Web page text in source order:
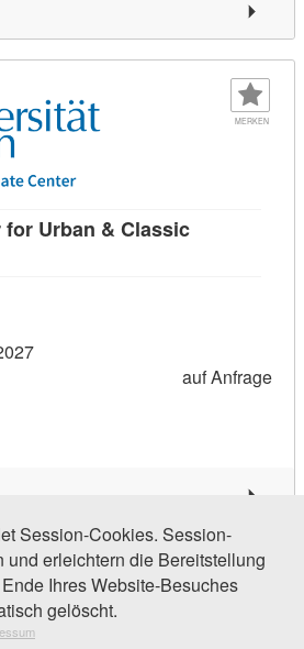
MERKEN
Urban & Classic
Dance Instructor for Urban
auf Anfrage
(1 von 3)
Session-Cookies. Session-
erleichtern die Bereitstellung
Ihres Website-Besuches
gelöscht.